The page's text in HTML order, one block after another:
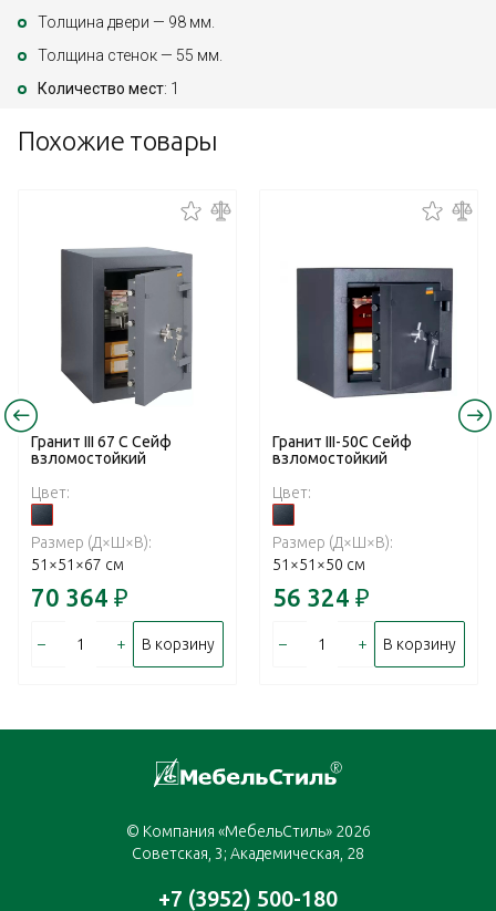
Толщина двери — 98 мм.
Толщина стенок — 55 мм.
Количество мест: 1
Похожие товары
Гранит III 67 С Сейф
взломостойкий
Цвет:
Размер (Д×Ш×В):
51×51×67 см
70 364 ₽
– + В корзину
Гранит III-50C Сейф
взломостойкий
Цвет:
Размер (Д×Ш×В):
51×51×50 см
56 324 ₽
– + В корзину
© Компания «МебельСтиль» 2026
Советская, 3; Академическая, 28
+7 (3952) 500-180